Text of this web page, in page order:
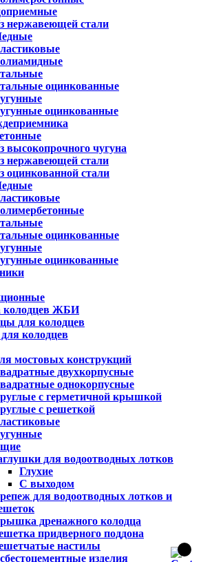
нержавеющей стали
оцинкованные
оцинкованные
высокопрочного чугуна
нержавеющей стали
оцинкованной стали
оцинкованные
оцинкованные
колодцев ЖБИ
для колодцев
колодцев
мостовых конструкций
двухкорпусные
однокорпусные
с герметичной крышкой
с решеткой
для водоотводных лотков
Глухие
С выходом
для водоотводных лотков и
дренажного колодца
придверного поддона
настилы
изделия